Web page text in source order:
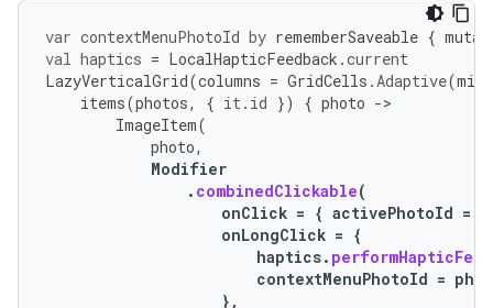
var contextMenuPhotoId by rememberSaveable {
val haptics = LocalHapticFeedback .current
LazyVerticalGrid(columns = GridCells .Adaptive(
items(photos, { it. id }) { photo -
ImageItem(
photo,
Modifier
. combinedClickable(
onClick = { activePhotoId =
onLongClick = {
haptics.
contextMenuPhotoId =
},